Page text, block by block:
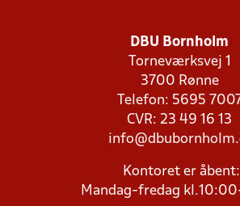
DBU Bornholm
Torneværksvej 1
3700 Rønne
Telefon: 5695
CVR: 23 49 16 13
Kontoret er åbent:
Mandag-fredag